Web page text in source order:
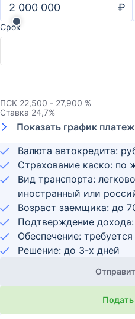
Валюта автокредита:
Страхование каско: по
Вид транспорта:
иностранный или
Возраст заемщика: до
Подтверждение дохода:
Обеспечение: требуется
Решение: до 3-х дней
Подать
₽
Срок
ПСК 22,500 - 27,900 %
Ставка 24,7%
Показать график